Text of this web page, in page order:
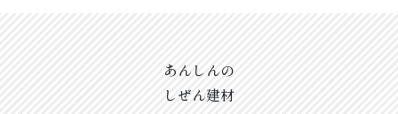
あんしんの
しぜん建材